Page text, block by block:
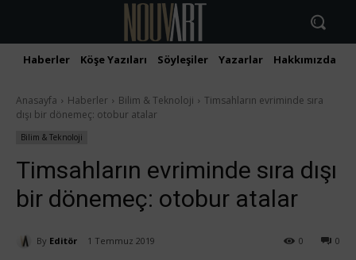
Haberler Köşe Yazıları Söyleşiler Yazarlar Hakkımızda
Anasayfa Haberler Bilim & Teknoloji
Timsahların evriminde sıra
dışı bir dönemeç: otobur atalar
Bilim & Teknoloji
Timsahların evriminde sıra dışı
bir dönemeç: otobur atalar
By Editör 1 Temmuz 2019 0
0